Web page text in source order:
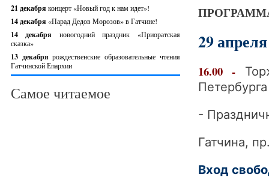
21 декабря концерт «Новый год к нам идет»!
14 декабря «Парад Дедов Морозов» в Гатчине!
14 декабря новогодний праздник «Приоратская
сказка»
13 декабрярождественские образовательные чтения
Гатчинской Епархии
Самое читаемое
29 апреля
16.00 -
-
Гатчина,
Вход